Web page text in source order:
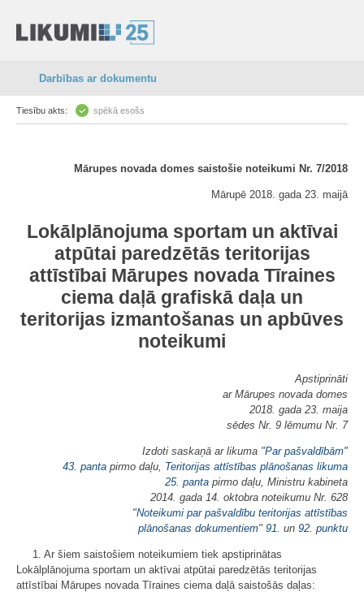
Darbības ar dokumentu
Tiesību akts: spēkā esošs
Mārupes novada domes saistošie noteikumi Nr. 7/2018
Mārupē 2018. gada 23. maijā
Lokālplānojuma sportam un aktīvai
atpūtai paredzētās teritorijas
attīstībai Mārupes novada Tīraines
ciema daļā grafiskā daļa un
teritorijas izmantošanas un apbūves
noteikumi
Apstiprināti
ar Mārupes novada domes
2018. gada 23. maija
sēdes Nr. 9 lēmumu Nr. 7
Izdoti saskaņā ar likuma "Par pašvaldībām"
43. panta pirmo daļu, Teritorijas attīstības plānošanas likuma
25. panta pirmo daļu, Ministru kabineta
2014. gada 14. oktobra noteikumu Nr. 628
"Noteikumi par pašvaldību teritorijas attīstības
plānošanas dokumentiem" 91. un 92. punktu
1. Ar šiem saistošiem noteikumiem tiek apstiprinātas
Lokālplānojuma sportam un aktīvai atpūtai paredzētās teritorijas
attīstībai Mārupes novada Tīraines ciema daļā saistošās daļas: